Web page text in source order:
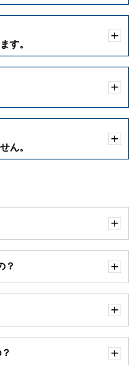
く
す。
く
く
ん。
く
く
？
く
く